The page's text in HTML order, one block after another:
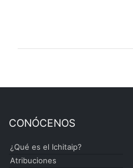
CONÓCENOS
¿Qué es el Ichitaip?
Atribuciones